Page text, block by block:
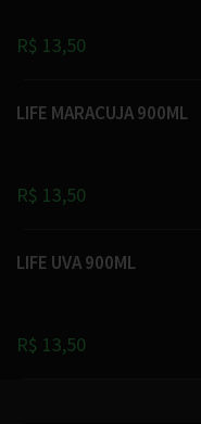
R$ 13,50
LIFE MARACUJA 900ML
R$ 13,50
LIFE UVA 900ML
R$ 13,50